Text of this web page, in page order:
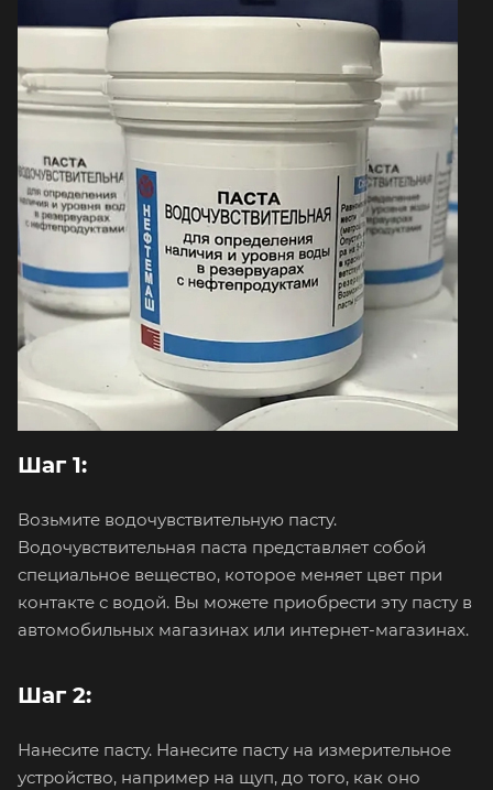
Шаг 1:
Возьмите водочувствительную пасту.
Водочувствительная паста представляет собой
специальное вещество, которое меняет цвет при
контакте с водой. Вы можете приобрести эту пасту в
автомобильных магазинах или интернет-магазинах.
Шаг 2:
Нанесите пасту. Нанесите пасту на измерительное
устройство, например на щуп, до того, как оно